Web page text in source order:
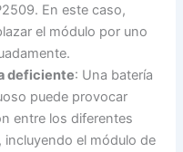
En este caso,
el módulo por uno
deficiente: Una batería
puede provocar
entre los diferentes
el módulo de